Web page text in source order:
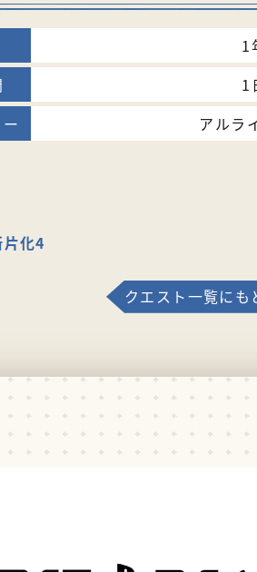
1
1
アルラ
化4
クエスト一覧にも